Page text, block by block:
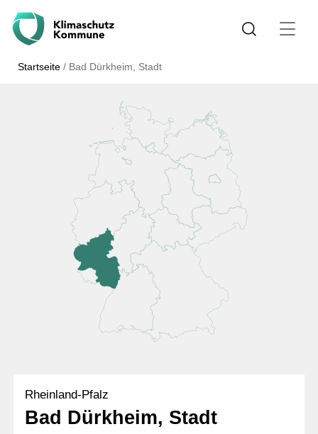
Startseite / Bad Dürkheim, Stadt
Rheinland-Pfalz
Bad Dürkheim, Stadt